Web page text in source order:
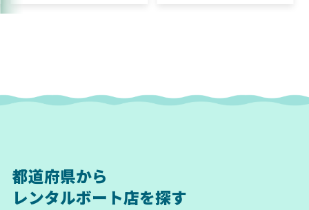
都道府県から
レンタルボート店を探す